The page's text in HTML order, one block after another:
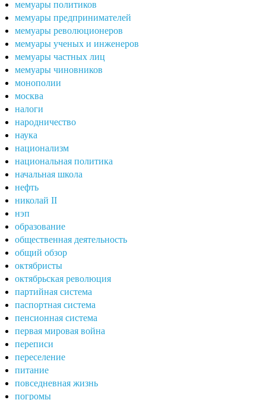
мемуары политиков
мемуары предпринимателей
мемуары революционеров
мемуары ученых и инженеров
мемуары частных лиц
мемуары чиновников
монополии
москва
налоги
народничество
наука
национализм
национальная политика
начальная школа
нефть
николай II
нэп
образование
общественная деятельность
общий обзор
октябристы
октябрьская революция
партийная система
паспортная система
пенсионная система
первая мировая война
переписи
переселение
питание
повседневная жизнь
погромы